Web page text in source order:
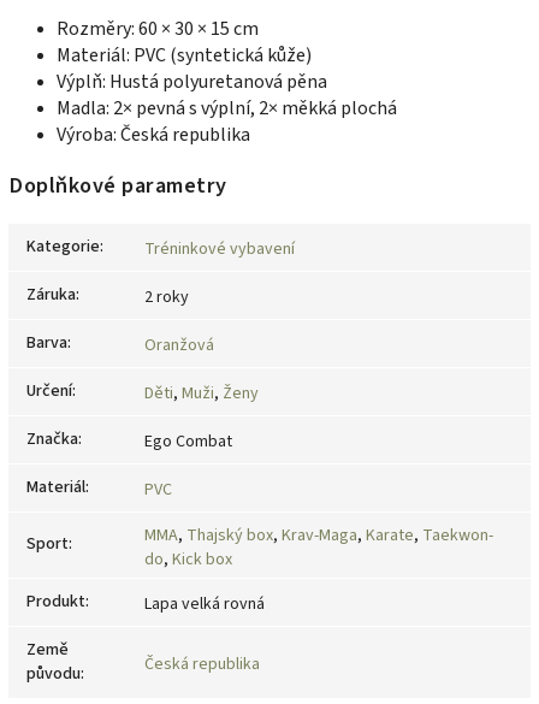
Rozměry: 60 × 30 × 15 cm
Materiál: PVC (syntetická kůže)
Výplň: Hustá polyuretanová pěna
Madla: 2× pevná s výplní, 2× měkká plochá
Výroba: Česká republika
Doplňkové parametry
Kategorie:
Tréninkové vybavení
Záruka:
2 roky
Barva:
Oranžová
Určení: Děti, Muži, Ženy
Značka:
Ego Combat
Materiál: PVC
Sport: MMA, Thajský box, Krav-Maga, Karate, Taekwon-
do, Kick box
Produkt:
Lapa velká rovná
Země
původu: Česká republika